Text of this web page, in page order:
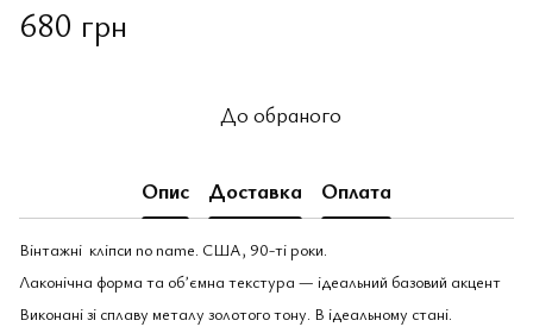
680 грн
До обраного
Опис Доставка Оплата
Вінтажні кліпси no name. США, 90-ті роки.
Лаконічна форма та обʼємна текстура — ідеальний базовий акцент
Виконані зі сплаву металу золотого тону. В ідеальному стані.